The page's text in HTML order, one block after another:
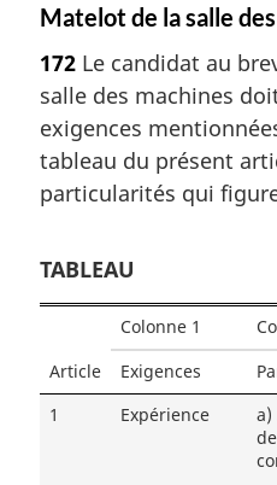
Matelot de la salle
172 Le candidat au
salle des machines
exigences
tableau du présent
particularités qui
TABLEAU
Article
Colonne 1
Exigences
1
Expérience a)